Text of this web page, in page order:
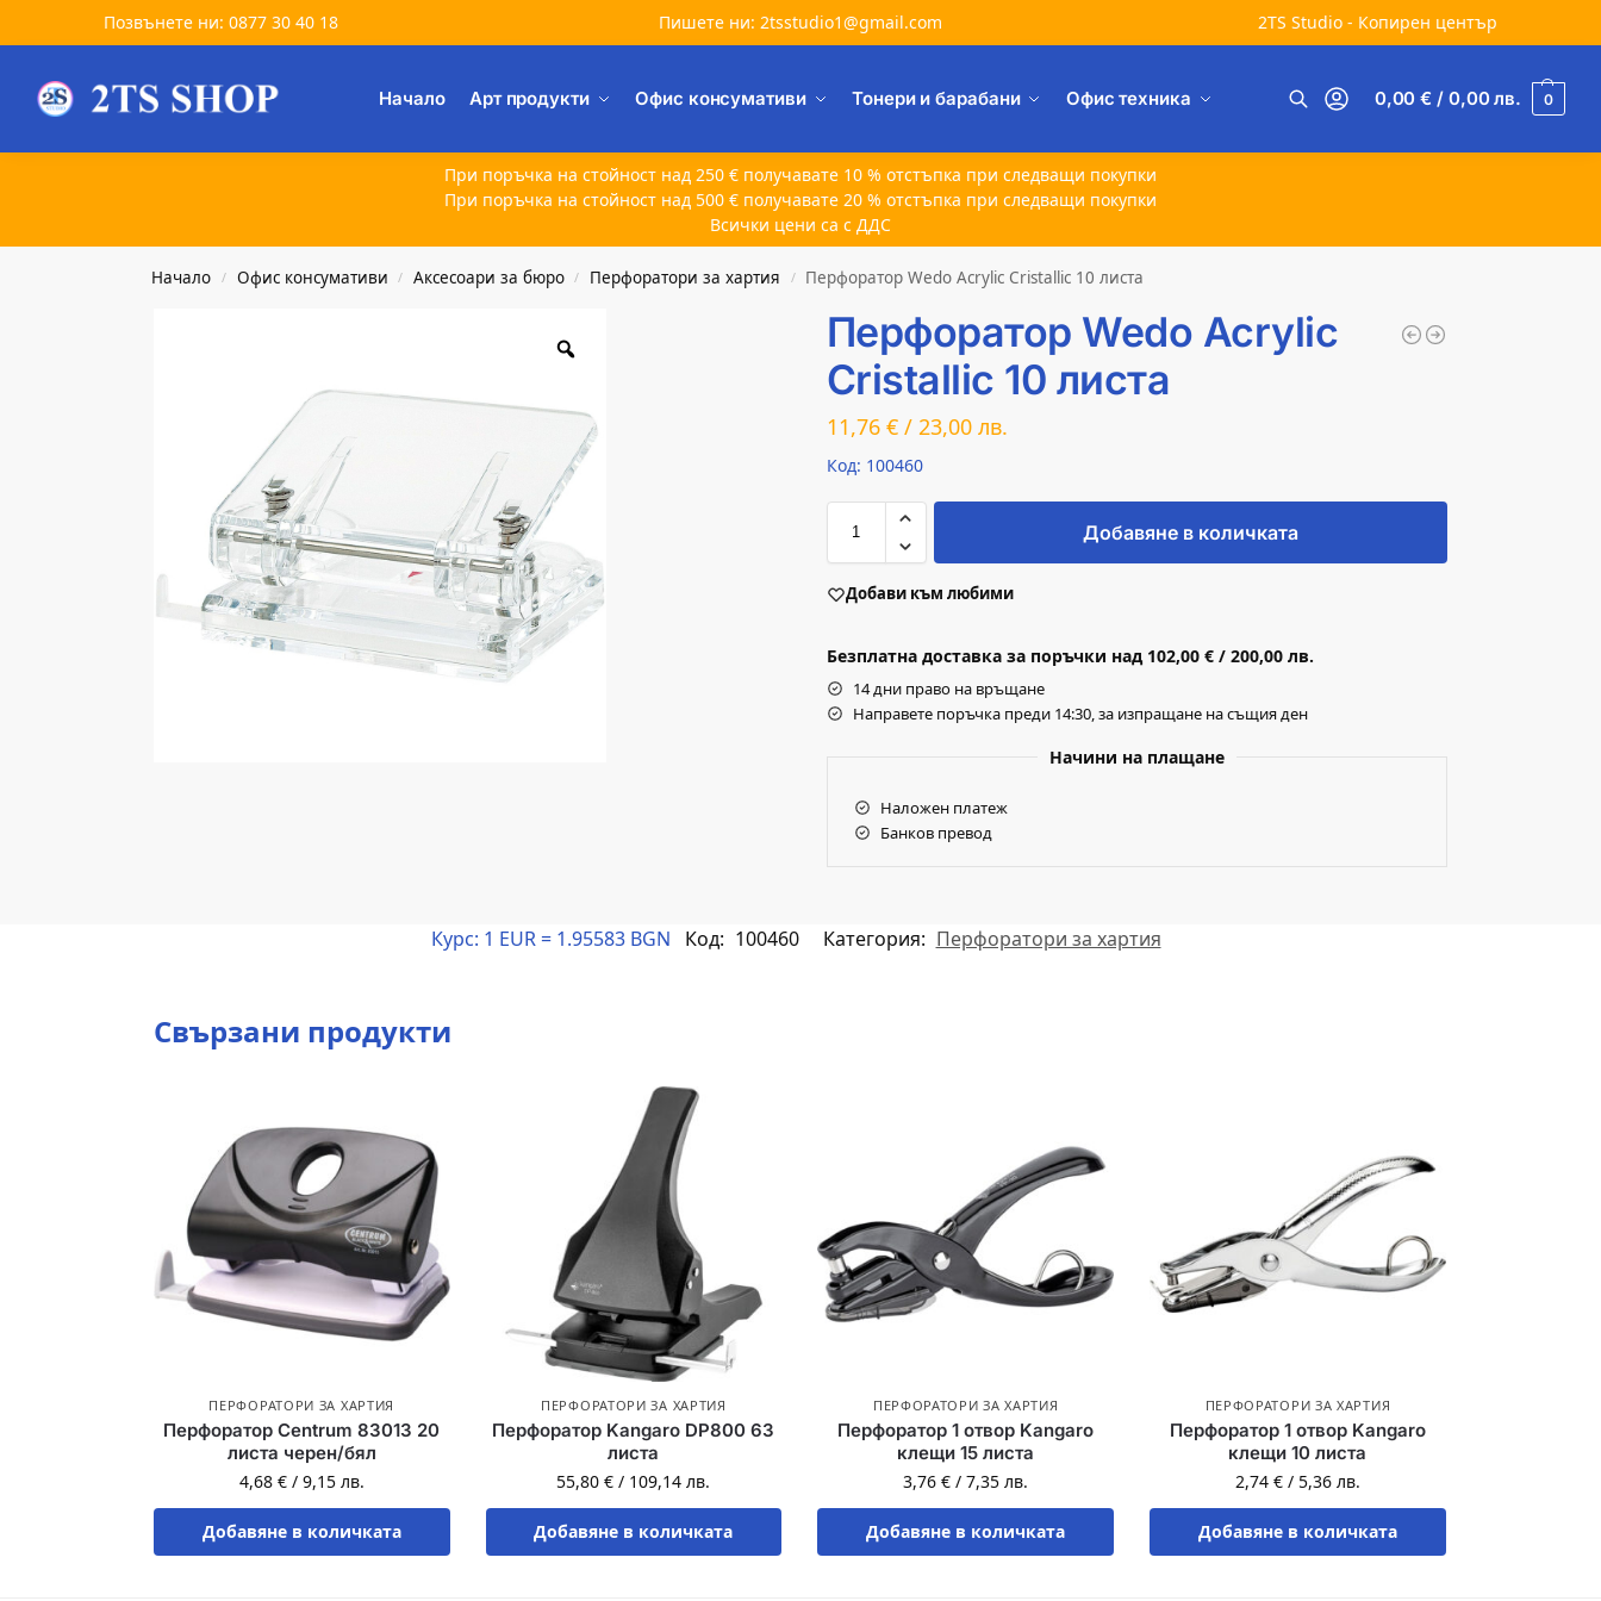
Позвънете ни: 0877 30 40 18 Пишете ни: 2tsstudio1@gmail.com 2TS Studio - Копирен център
Начало Арт продукти Офис консумативи Тонери и барабани Офис техника
Търсене
0,00€ / 0,00лв. 0
При поръчка на стойност над 250 € получавате 10 % отстъпка при следващи покупки
При поръчка на стойност над 500 € получавате 20 % отстъпка при следващи покупки
Всички цени са с ДДС
Начало / Офис консумативи / Аксесоари за бюро / Перфоратори за хартия / Перфоратор Wedo Acrylic Cristallic 10 листа
Перфоратор Wedo Acrylic
Cristallic 10 листа
11,76 € / 23,00 лв.
Код: 100460
Добавяне в количката
Добави към любими
Безплатна доставка за поръчки над 102,00 € / 200,00 лв.
14 дни право на връщане
Направете поръчка преди 14:30, за изпращане на същия ден
Начини на плащане
Наложен платеж
Банков превод
Курс: 1 EUR = 1.95583 BGN Код: 100460 Категория: Перфоратори за хартия
Свързани продукти
ПЕРФОРАТОРИ ЗА ХАРТИЯ
Перфоратор Centrum 83013 20
листа черен/бял
4,68 € / 9,15 лв.
Добавяне в количката
ПЕРФОРАТОРИ ЗА ХАРТИЯ
Перфоратор Kangaro DP800 63
листа
55,80€ / 109,14лв.
Добавяне в количката
ПЕРФОРАТОРИ ЗА ХАРТИЯ
Перфоратор 1 отвор Kangaro
клещи 15 листа
3,76€ /7,35лв.
Добавяне в количката
ПЕРФОРАТОРИ ЗА ХАРТИЯ
Перфоратор 1 отвор Kangaro
клещи 10 листа
2,74 € / 5,36 лв.
Добавяне в количката